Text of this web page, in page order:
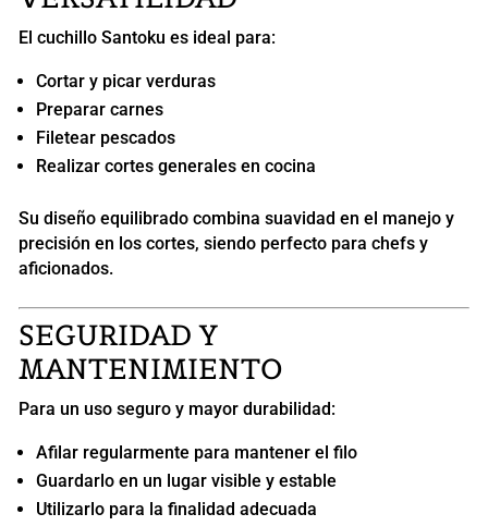
El cuchillo Santoku es ideal para:
Cortar y picar verduras
Preparar carnes
Filetear pescados
Realizar cortes generales en cocina
Su diseño equilibrado combina suavidad en el manejo y
precisión en los cortes, siendo perfecto para chefs y
aficionados.
SEGURIDAD Y
MANTENIMIENTO
Para un uso seguro y mayor durabilidad:
Afilar regularmente para mantener el filo
Guardarlo en un lugar visible y estable
Utilizarlo para la finalidad adecuada